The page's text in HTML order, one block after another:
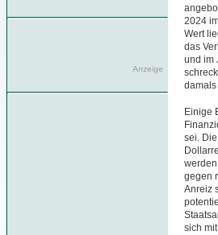
Anzeige
2024
Wert
das
und im
Einige
sei.
gegen
Anreiz
sich